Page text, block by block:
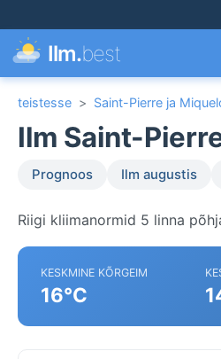
Ilm.best
teistesse > Saint-Pierre ja
Ilm Saint-
Prognoos Ilm augustis
Riigi kliimanormid 5 linna
KESKMINE KÕRGEIM
16°C